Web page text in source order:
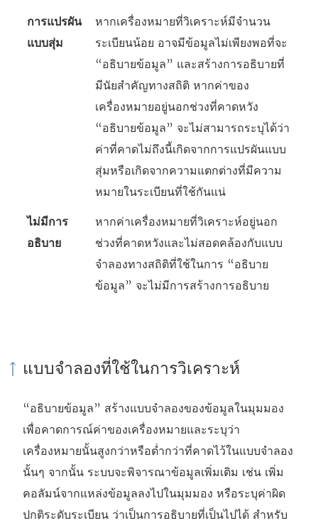
การแปรผัน
แบบสุ่ม
หากเครื่องหมายที่วิเคราะห์มีจำนวน
ระเบียนน้อย อาจมีข้อมูลไม่เพียงพอที่จะ
“อธิบายข้อมูล” และสร้างการอธิบายที่
มีนัยสำคัญทางสถิติ หากค่าของ
เครื่องหมายอยู่นอกช่วงที่คาดหวัง
“อธิบายข้อมูล” จะไม่สามารถระบุได้ว่า
ค่าที่คาดไม่ถึงนี้เกิดจากการแปรผันแบบ
สุ่มหรือเกิดจากความแตกต่างที่มีความ
หมายในระเบียนที่ใช้กันแน่
ไม่มีการ
อธิบาย
หากค่าเครื่องหมายที่วิเคราะห์อยู่นอก
ช่วงที่คาดหวังและไม่สอดคล้องกับแบบ
จำลองทางสถิติที่ใช้ในการ “อธิบาย
ข้อมูล” จะไม่มีการสร้างการอธิบาย
แบบจำลองที่ใช้ในการวิเคราะห์
“อธิบายข้อมูล” สร้างแบบจำลองของข้อมูลในมุมมอง
เพื่อคาดการณ์ค่าของเครื่องหมายและระบุว่า
เครื่องหมายนั้นสูงกว่าหรือต่ำกว่าที่คาดไว้ในแบบจำลอง
นั้นๆ จากนั้น ระบบจะพิจารณาข้อมูลเพิ่มเติม เช่น เพิ่ม
คอลัมน์จากแหล่งข้อมูลลงไปในมุมมอง หรือระบุค่าผิด
ปกติระดับระเบียน ว่าเป็นการอธิบายที่เป็นไปได้ สำหรับ